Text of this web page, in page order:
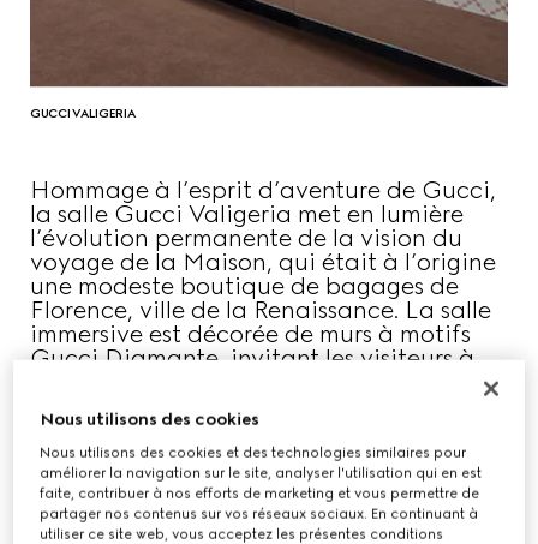
GUCCI VALIGERIA
Hommage à l’esprit d’aventure de Gucci,
la salle Gucci Valigeria met en lumière
l’évolution permanente de la vision du
voyage de la Maison, qui était à l’origine
une modeste boutique de bagages de
Florence, ville de la Renaissance. La salle
immersive est décorée de murs à motifs
Gucci Diamante, invitant les visiteurs à
retracer librement l’histoire du voyage de
la Maison.
Nous utilisons des cookies
Nous utilisons des cookies et des technologies similaires pour
améliorer la navigation sur le site, analyser l'utilisation qui en est
faite, contribuer à nos efforts de marketing et vous permettre de
partager nos contenus sur vos réseaux sociaux. En continuant à
utiliser ce site web, vous acceptez les présentes conditions